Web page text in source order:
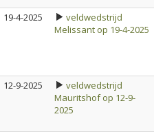
19-4-2025
veldwedstrijd
Melissant op 19-4-2025
12-9-2025
veldwedstrijd
Mauritshof op 12-9-
2025